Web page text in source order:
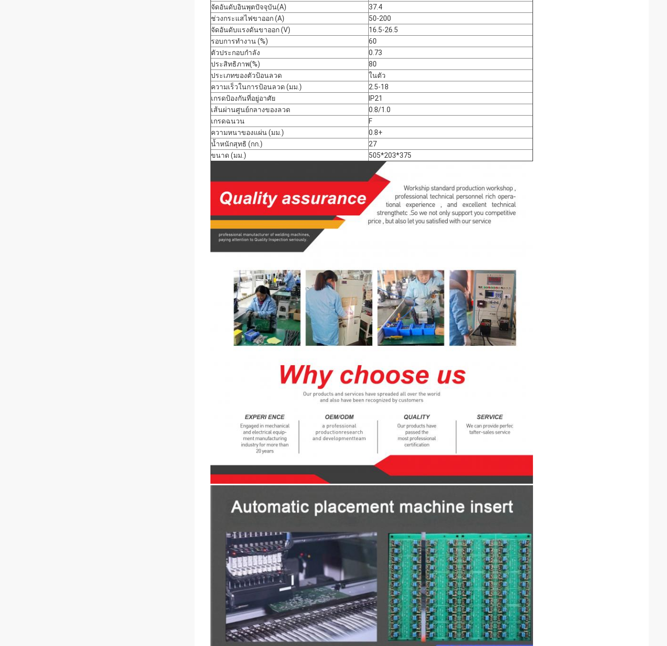
จัดอันดับอินพุตปัจจุบัน(A)
37.4
ช่วงกระแสไฟขาออก (A)
50-200
จัดอันดับแรงดันขาออก (V)
16.5-26.5
รอบการทำงาน (%)
60
ตัวประกอบกำลัง
0.73
ประสิทธิภาพ(%)
80
ประเภทของตัวป้อนลวด
ในตัว
ความเร็วในการป้อนลวด (มม.)
2.5-18
เกรดป้องกันที่อยู่อาศัย
IP21
เส้นผ่านศูนย์กลางของลวด
0.8/1.0
เกรดฉนวน
F
ความหนาของแผ่น (มม.)
0.8+
น้ำหนักสุทธิ (กก.)
27
ขนาด (มม.)
505*203*375